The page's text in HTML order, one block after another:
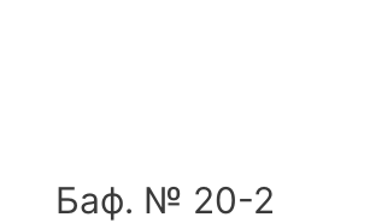
Баф. № 20-2